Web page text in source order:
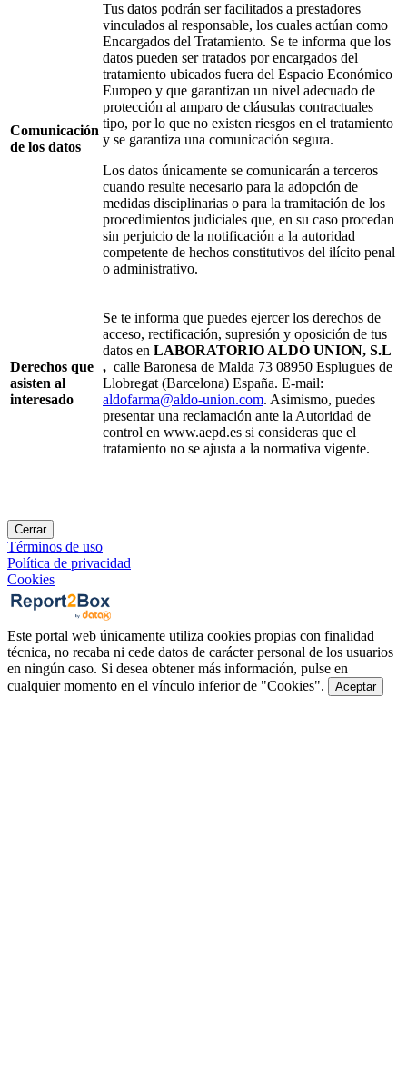
Comunicación
de los datos
Tus datos podrán ser facilitados a prestadores
vinculados al responsable, los cuales actúan como
Encargados del Tratamiento. Se te informa que los
datos pueden ser tratados por encargados del
tratamiento ubicados fuera del Espacio Económico
Europeo y que garantizan un nivel adecuado de
protección al amparo de cláusulas contractuales
tipo, por lo que no existen riesgos en el tratamiento
y se garantiza una comunicación segura.
Los datos únicamente se comunicarán a terceros
cuando resulte necesario para la adopción de
medidas disciplinarias o para la tramitación de los
procedimientos judiciales que, en su caso procedan
sin perjuicio de la notificación a la autoridad
competente de hechos constitutivos del ilícito penal
o administrativo.
Derechos que
asisten al
interesado
Se te informa que puedes ejercer los derechos de
acceso, rectificación, supresión y oposición de tus
datos en LABORATORIO ALDO UNION, S.L
, calle Baronesa de Malda 73 08950 Esplugues de
Llobregat (Barcelona) España. E-mail:
aldofarma@aldo-union.com. Asimismo, puedes
presentar una reclamación ante la Autoridad de
control en www.aepd.es si consideras que el
tratamiento no se ajusta a la normativa vigente.
Cerrar
Términos de uso
Política de privacidad
Cookies
Este portal web únicamente utiliza cookies propias con finalidad
técnica, no recaba ni cede datos de carácter personal de los usuarios
en ningún caso. Si desea obtener más información, pulse en
cualquier momento en el vínculo inferior de "Cookies".
Aceptar